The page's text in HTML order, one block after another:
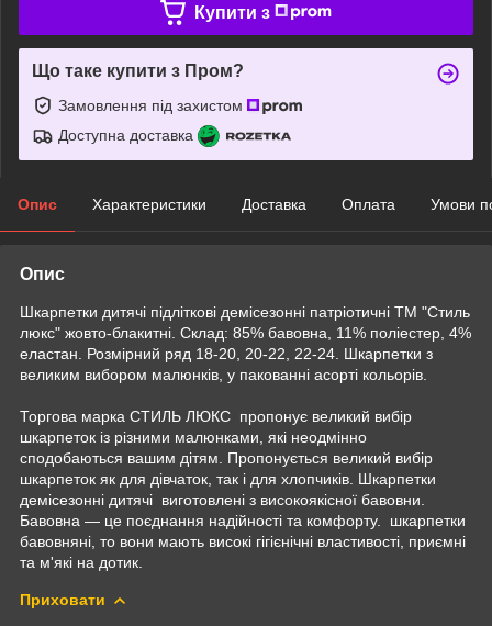
Купити з
Що таке купити з Пром?
Замовлення під захистом
Доступна доставка
Опис Характеристики Доставка Оплата Умови
Опис
Шкарпетки дитячі підліткові демісезонні патріотичні ТМ "Стиль
люкс" жовто-блакитні. Склад: 85% бавовна, 11% поліестер, 4%
еластан. Розмірний ряд 18-20, 20-22, 22-24. Шкарпетки з
великим вибором малюнків, у пакованні асорті кольорів.
Торгова марка СТИЛЬ ЛЮКС пропонує великий вибір
шкарпеток із різними малюнками, які неодмінно
сподобаються вашим дітям. Пропонується великий вибір
шкарпеток як для дівчаток, так і для хлопчиків. Шкарпетки
демісезонні дитячі виготовлені з високоякісної бавовни.
Бавовна — це поєднання надійності та комфорту. шкарпетки
бавовняні, то вони мають високі гігієнічні властивості, приємні
та м'які на дотик.
Приховати